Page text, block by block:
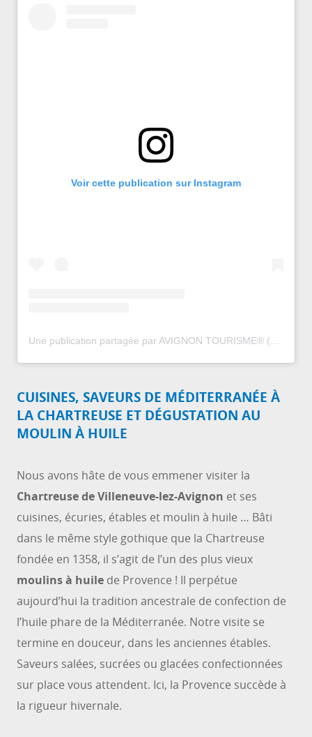
Voir cette publication sur Instagram
CUISINES, SAVEURS DE MÉDITERRANÉE À
LA CHARTREUSE ET DÉGUSTATION AU
MOULIN À HUILE
Nous avons hâte de vous emmener visiter la
Chartreuse de Villeneuve-lez-Avignon et ses
cuisines, écuries, étables et moulin à huile … Bâti
dans le même style gothique que la Chartreuse
fondée en 1358, il s’agit de l’un des plus vieux
moulins à huile de Provence ! Il perpétue
aujourd’hui la tradition ancestrale de confection de
l’huile phare de la Méditerranée. Notre visite se
termine en douceur, dans les anciennes étables.
Saveurs salées, sucrées ou glacées confectionnées
sur place vous attendent. Ici, la Provence succède à
la rigueur hivernale.